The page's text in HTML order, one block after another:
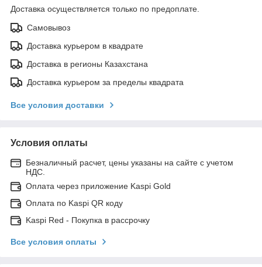
Доставка осуществляется только по предоплате.
Самовывоз
Доставка курьером в квадрате
Доставка в регионы Казахстана
Доставка курьером за пределы квадрата
Все условия доставки
Условия оплаты
Безналичный расчет, цены указаны на сайте с учетом
НДС.
Оплата через приложение Kaspi Gold
Оплата по Kaspi QR коду
Kaspi Red - Покупка в рассрочку
Все условия оплаты